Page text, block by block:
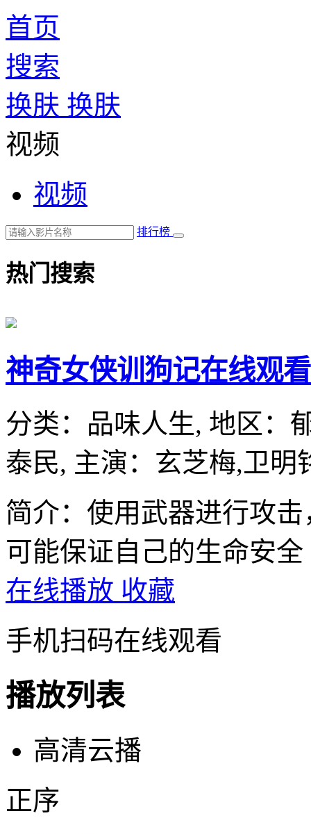
首页
搜索
换肤 换肤
视频
视频
排行榜
热门搜索
神奇女侠训狗记在线观看
分类： 品味人生, 地区：
泰民, 主演： 玄芝梅,卫明
简介：使用武器进行攻
可能保证自己的生命安全
在线播放 收藏
手机扫码在线观看
播放列表
高清云播
正序